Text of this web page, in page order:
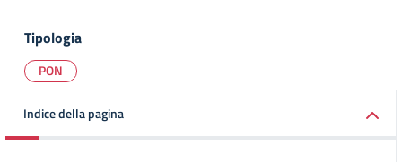
Tipologia
PON
Indice della pagina